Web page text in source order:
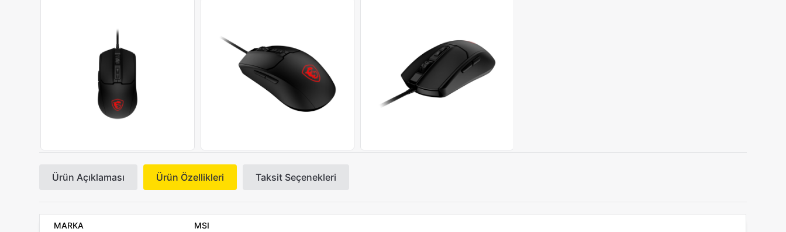
Ürün Açıklaması Ürün Özellikleri Taksit Seçenekleri
MARKA MSI